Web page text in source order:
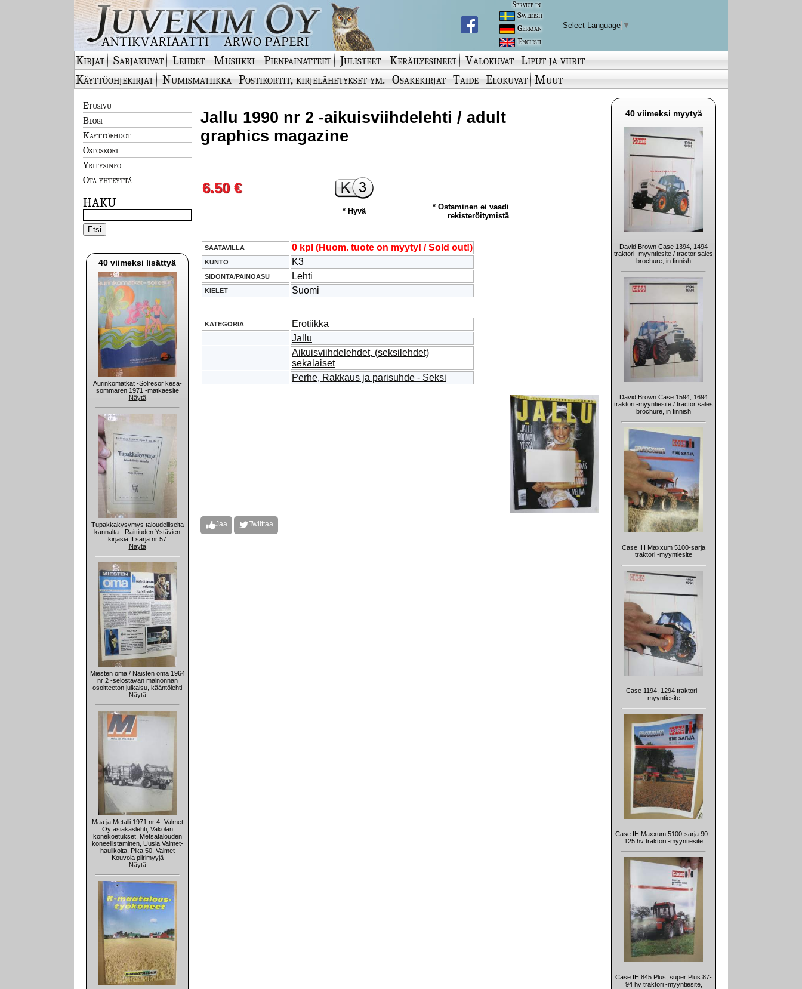
Service in
Swedish
German
English
Select Language ▼
Kirjat Sarjakuvat Lehdet Musiikki Pienpainatteet Julisteet Keräilyesineet Valokuvat Liput ja viirit
Käyttöohjekirjat
Numismatiikka Postikortit, kirjelähetykset ym. Osakekirjat Taide Elokuvat Muut
Etusivu
Blogi
Käyttöehdot
Ostoskori
Yritysinfo
Ota yhteyttä
HAKU
40 viimeksi lisättyä
Aurinkomatkat -Solresor kesä-
sommaren 1971 -matkaesite
Näytä
Tupakkakysymys taloudelliselta
kannalta - Raittiuden Ystävien
kirjasia II sarja nr 57
Näytä
Miesten oma / Naisten oma 1964
nr 2 -selostavan mainonnan
osoitteeton julkaisu, kääntölehti
Näytä
Maa ja Metalli 1971 nr 4 -Valmet
Oy asiakaslehti, Vakolan
konekoetukset, Metsätalouden
koneellistaminen, Uusia Valmet-
haulikoita, Pika 50, Valmet
Kouvola piirimyyjä
Näytä
Jallu 1990 nr 2 -aikuisviihdelehti / adult
graphics magazine
6.50 €
* Hyvä
* Ostaminen ei vaadi
rekisteröitymistä
SAATAVILLA 0 kpl (Huom. tuote on myyty! / Sold out!)
KUNTO K3
SIDONTA/PAINOASU Lehti
KIELET Suomi
KATEGORIA
Erotiikka
Jallu
Aikuisviihdelehdet, (seksilehdet)
sekalaiset
Perhe, Rakkaus ja parisuhde - Seksi
Jaa Twiittaa
40 viimeksi myytyä
David Brown Case 1394, 1494
traktori -myyntiesite / tractor sales
brochure, in finnish
David Brown Case 1594, 1694
traktori -myyntiesite / tractor sales
brochure, in finnish
Case IH Maxxum 5100-sarja
traktori -myyntiesite
Case 1194, 1294 traktori -
myyntiesite
Case IH Maxxum 5100-sarja 90 -
125 hv traktori -myyntiesite
Case IH 845 Plus, super Plus 87-
94 hv traktori -myyntiesite,